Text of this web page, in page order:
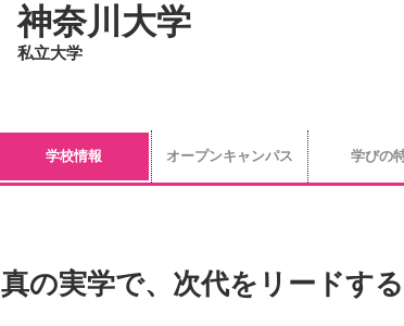
神奈川大学
私立大学
学校情報 オープンキャンパス 学びの
真の実学で、次代をリードす